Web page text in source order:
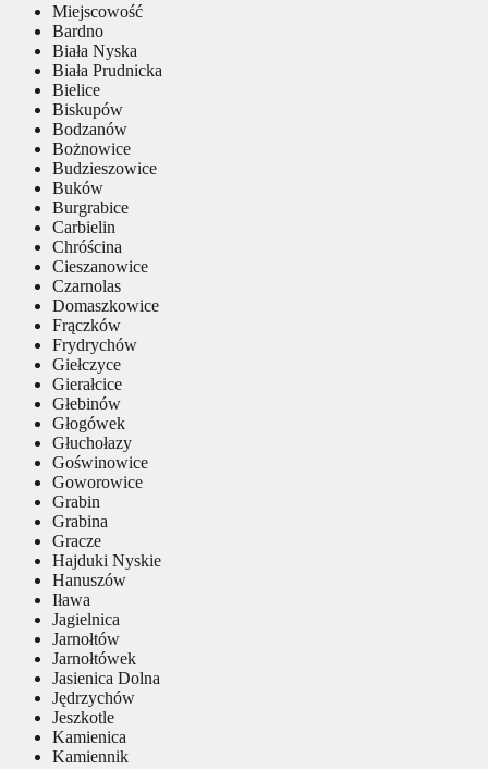
Miejscowość
Bardno
Biała Nyska
Biała Prudnicka
Bielice
Biskupów
Bodzanów
Bożnowice
Budzieszowice
Buków
Burgrabice
Carbielin
Chróścina
Cieszanowice
Czarnolas
Domaszkowice
Frączków
Frydrychów
Giełczyce
Gierałcice
Głebinów
Głogówek
Głuchołazy
Goświnowice
Goworowice
Grabin
Grabina
Gracze
Hajduki Nyskie
Hanuszów
Iława
Jagielnica
Jarnołtów
Jarnołtówek
Jasienica Dolna
Jędrzychów
Jeszkotle
Kamienica
Kamiennik